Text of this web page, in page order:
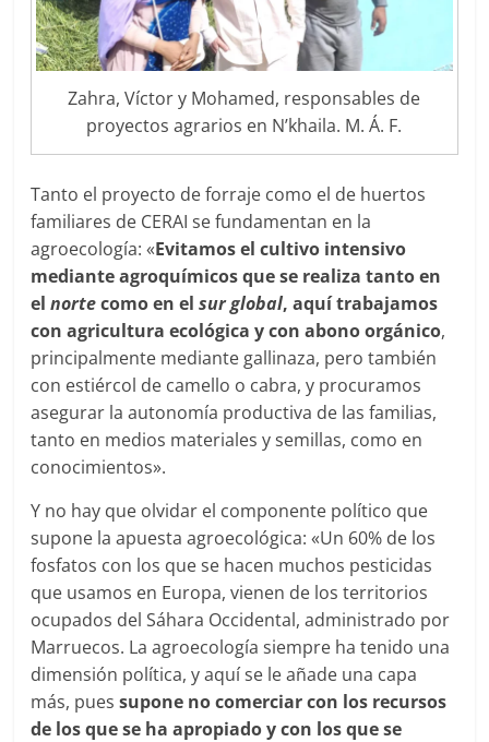
Zahra, Víctor y Mohamed, responsables de
proyectos agrarios en N’khaila. M. Á. F.
Tanto el proyecto de forraje como el de huertos
familiares de CERAI se fundamentan en la
agroecología: «Evitamos el cultivo intensivo
mediante agroquímicos que se realiza tanto en
elnortecomo en elsur global, aquí trabajamos
con agricultura ecológica y con abono orgánico,
principalmente mediante gallinaza, pero también
con estiércol de camello o cabra, y procuramos
asegurar la autonomía productiva de las familias,
tanto en medios materiales y semillas, como en
conocimientos».
Y no hay que olvidar el componente político que
supone la apuesta agroecológica: «Un 60% de los
fosfatos con los que se hacen muchos pesticidas
que usamos en Europa, vienen de los territorios
ocupados del Sáhara Occidental, administrado por
Marruecos. La agroecología siempre ha tenido una
dimensión política, y aquí se le añade una capa
más, puessupone no comerciar con los recursos
de los que se ha apropiado y con los que se